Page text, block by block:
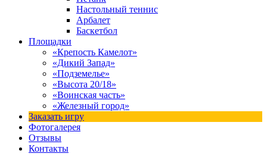
Настольный теннис
Арбалет
Баскетбол
Площадки
«Крепость Камелот»
«Дикий Запад»
«Подземелье»
«Высота 20/18»
«Воинская часть»
«Железный город»
Заказать игру
Фотогалерея
Отзывы
Контакты